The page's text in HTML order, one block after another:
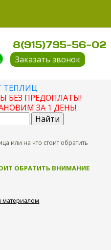
8(915)795-56-02
Заказать звонок
ТЕПЛИЦ
БЕЗ ПРЕДОПЛАТЫ!
ЗА 1 ДЕНЬ!
или на что стоит обратить
ОБРАТИТЬ ВНИМАНИЕ
материалом